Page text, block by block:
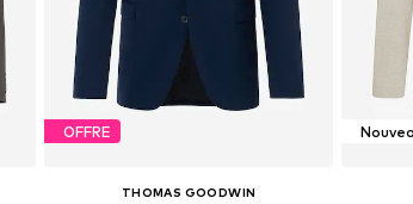
OFFRE
THOMAS GOODWIN